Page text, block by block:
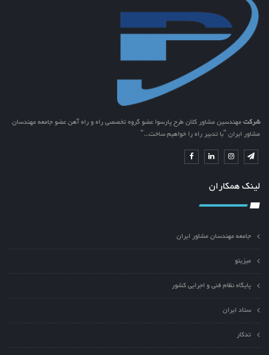
شرکتمهندسین مشاور کلان طرح پارسوا عضو گروه تخصصی راه و راه آهن عضو جامعه مهندسان
مشاور ایران "با تدبیر راه را خواهیم ساخت..."
لینک همکاران
جامعه مهندسان مشاور ایران
میزیتو
پایگاه نظام فنی و اجرایی کشور
ستاد ایران
تدکار